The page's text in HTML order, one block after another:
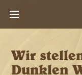
Wir
Dunklen